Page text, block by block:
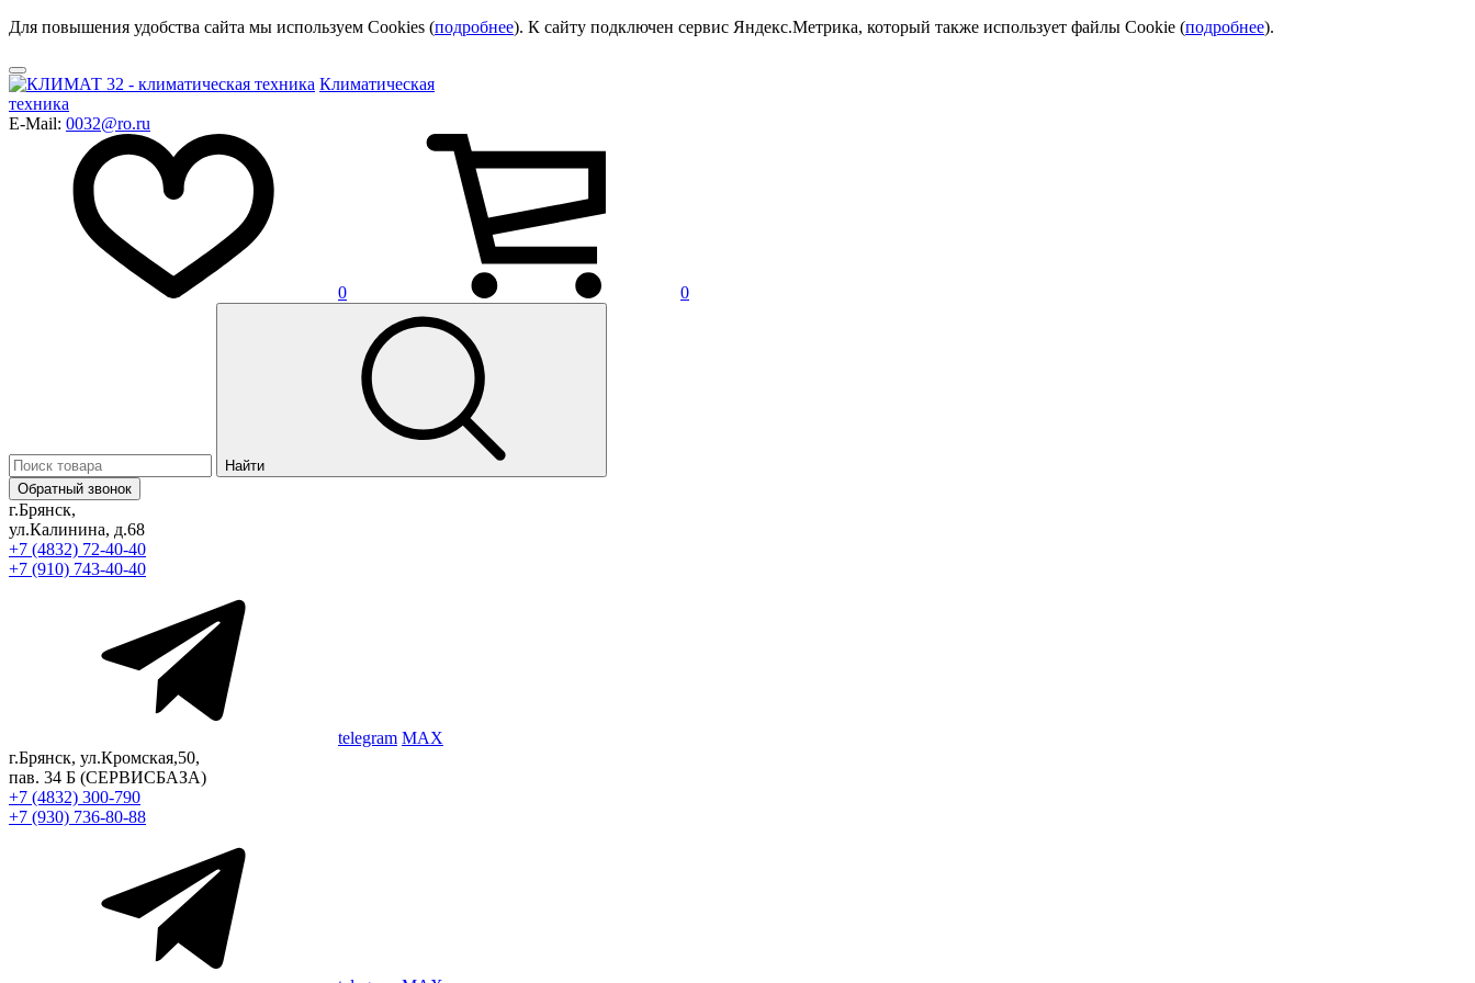
Для повышения удобства сайта мы используем Cookies (подробнее). К сайту подключен сервис Яндекс.Метрика, который также использует файлы Cookie (подробнее).
Климатическая
техника
E-Mail: 0032@ro.ru
0 0
Найти
Обратный звонок
г.Брянск,
ул.Калинина, д.68
+7 (4832) 72-40-40
+7 (910) 743-40-40
telegram MAX
г.Брянск, ул.Кромская,50,
пав. 34 Б (СЕРВИСБАЗА)
+7 (4832) 300-790
+7 (930) 736-80-88